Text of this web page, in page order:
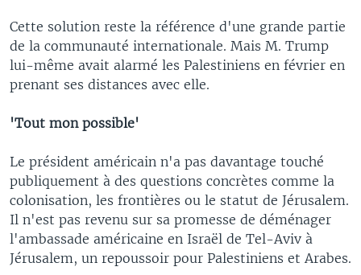
Cette solution reste la référence d'une grande partie
de la communauté internationale. Mais M. Trump
lui-même avait alarmé les Palestiniens en février en
prenant ses distances avec elle.
'Tout mon possible'
Le président américain n'a pas davantage touché
publiquement à des questions concrètes comme la
colonisation, les frontières ou le statut de Jérusalem.
Il n'est pas revenu sur sa promesse de déménager
l'ambassade américaine en Israël de Tel-Aviv à
Jérusalem, un repoussoir pour Palestiniens et Arabes.